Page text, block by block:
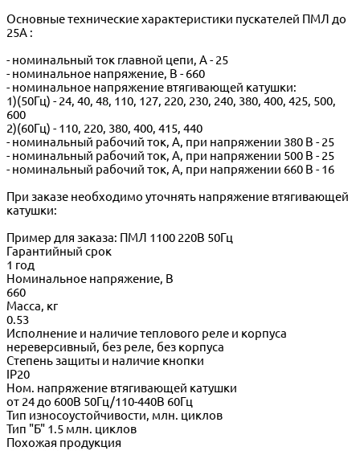
Основные технические характеристики пускателей ПМЛ до
25А :
- номинальный ток главной цепи, А - 25
- номинальное напряжение, В - 660
- номинальное напряжение втягивающей катушки:
1)(50Гц) - 24, 40, 48, 110, 127, 220, 230, 240, 380, 400, 425, 500,
600
2)(60Гц) - 110, 220, 380, 400, 415, 440
- номинальный рабочий ток, А, при напряжении 380 В - 25
- номинальный рабочий ток, А, при напряжении 500 В - 25
- номинальный рабочий ток, А, при напряжении 660 В - 16
При заказе необходимо уточнять напряжение втягивающей
катушки:
Пример для заказа: ПМЛ 1100 220В 50Гц
Гарантийный срок
1 год
Номинальное напряжение, В
660
Масса, кг
0.53
Исполнение и наличие теплового реле и корпуса
нереверсивный, без реле, без корпуса
Степень защиты и наличие кнопки
IP20
Ном. напряжение втягивающей катушки
от 24 до 600В 50Гц/110-440В 60Гц
Тип износоустойчивости, млн. циклов
Тип "Б" 1.5 млн. циклов
Похожая продукция